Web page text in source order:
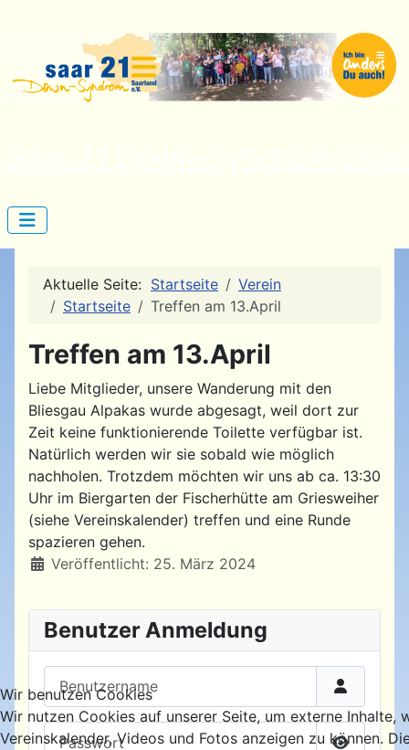
Aktuelle Seite: Startseite
Verein
Startseite
Treffen am 13.April
Treffen am 13.April
Liebe Mitglieder, unsere Wanderung mit den
Bliesgau Alpakas wurde abgesagt, weil dort zur
Zeit keine funktionierende Toilette verfügbar ist.
Natürlich werden wir sie sobald wie möglich
nachholen. Trotzdem möchten wir uns ab ca. 13:30
Uhr im Biergarten der Fischerhütte am Griesweiher
(siehe Vereinskalender) treffen und eine Runde
spazieren gehen.
Details
Veröffentlicht: 25. März 2024
Benutzer Anmeldung
Passwort
Wir benutzen Cookies
Wir nutzen Cookies auf unserer Seite, um externe Inhalte,
Vereinskalender, Videos und Fotos anzeigen zu können.